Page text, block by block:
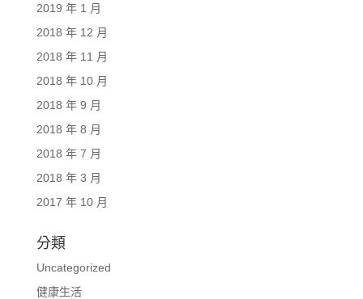
2019 年 1 月
2018 年 12 月
2018 年 11 月
2018 年 10 月
2018 年 9 月
2018 年 8 月
2018 年 7 月
2018 年 3 月
2017 年 10 月
分類
Uncategorized
健康生活